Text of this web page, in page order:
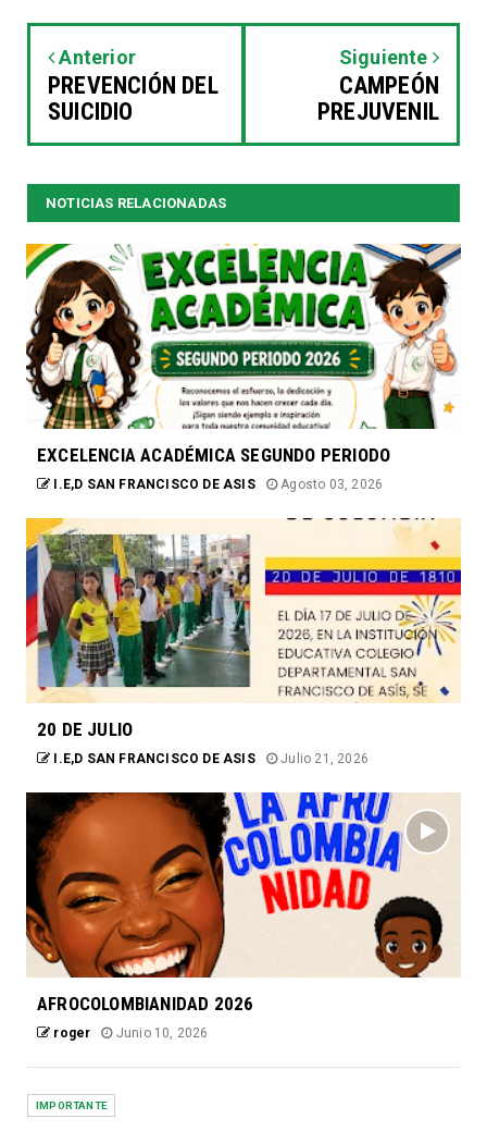
Anterior
PREVENCIÓN DEL
SUICIDIO
Siguiente
CAMPEÓN
PREJUVENIL
NOTICIAS RELACIONADAS
EXCELENCIA ACADÉMICA SEGUNDO PERIODO
I.E,D SAN FRANCISCO DE ASIS Agosto 03, 2026
20 DE JULIO
I.E,D SAN FRANCISCO DE ASIS Julio 21, 2026
AFROCOLOMBIANIDAD 2026
roger Junio 10, 2026
IMPORTANTE